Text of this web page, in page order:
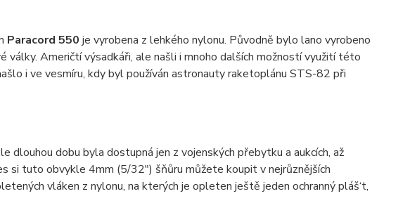
Paracord 550 je vyrobena z lehkého nylonu. Původně bylo lano vyrobeno
války. Američtí výsadkáři, ale našli i mnoho dalších možností využití této
i ve vesmíru, kdy byl používán astronauty raketoplánu STS-82 při
dlouhou dobu byla dostupná jen z vojenských přebytku a aukcích, až
si tuto obvykle 4mm (5/32") šňůru můžete koupit v nejrůznějších
vláken z nylonu, na kterých je opleten ještě jeden ochranný pláš‘t,